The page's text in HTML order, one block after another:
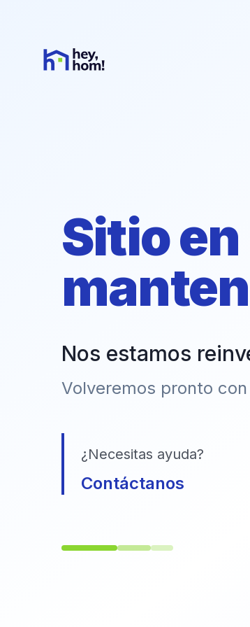
Sitio en
Nos estamos
Volveremos pronto
¿Necesitas ayuda?
Contáctanos